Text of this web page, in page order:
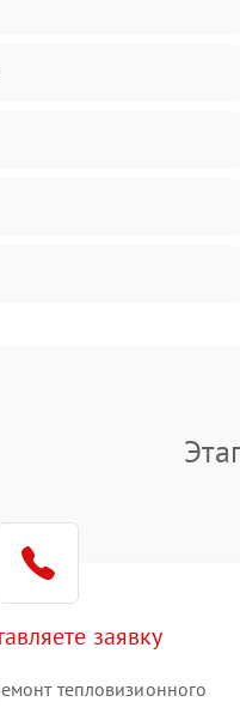
заявку
тепловизионного